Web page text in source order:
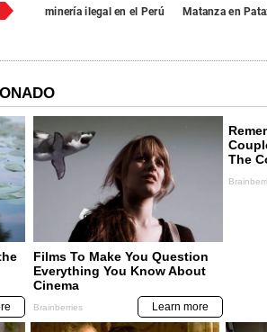
minería ilegal en el Perú Matanza en